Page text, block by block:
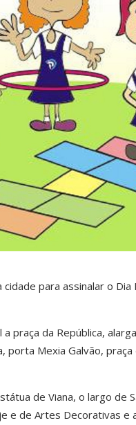
para assinalar o Dia
praça da República,
porta Mexia Galvão,
de Viana, o largo de
e de Artes Decorativas e